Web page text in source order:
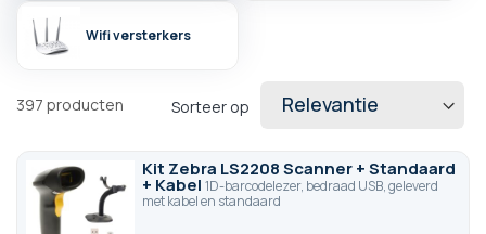
Wifi versterkers
397 producten Sorteer op
Kit Zebra LS2208 Scanner + Standaard
+ Kabel 1D-barcodelezer, bedraad USB, geleverd
met kabel en standaard